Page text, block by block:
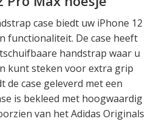
case biedt uw iPhone 12
functionaliteit. De case heeft
handstrap waar u
kunt steken voor extra grip
de case geleverd met een
is bekleed met hoogwaardig
van het Adidas Originals